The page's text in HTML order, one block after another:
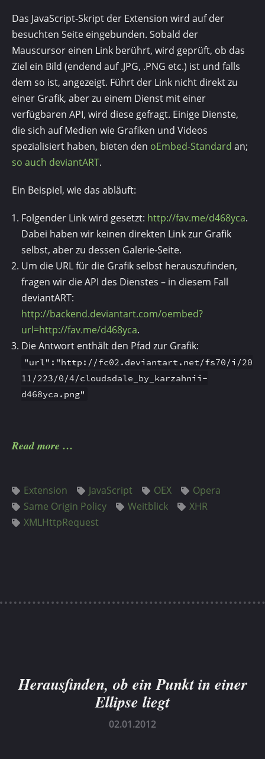
Das JavaScript-Skript der Extension wird auf der
besuchten Seite eingebunden. Sobald der
Mauscursor einen Link berührt, wird geprüft, ob das
Ziel ein Bild (endend auf .JPG, .PNG etc.) ist und falls
dem so ist, angezeigt. Führt der Link nicht direkt zu
einer Grafik, aber zu einem Dienst mit einer
verfügbaren API, wird diese gefragt. Einige Dienste,
die sich auf Medien wie Grafiken und Videos
spezialisiert haben, bieten den oEmbed-Standard an;
so auch deviantART.
Ein Beispiel, wie das abläuft:
Folgender Link wird gesetzt: http://fav.me/d468yca.
Dabei haben wir keinen direkten Link zur Grafik
selbst, aber zu dessen Galerie-Seite.
Um die URL für die Grafik selbst herauszufinden,
fragen wir die API des Dienstes – in diesem Fall
deviantART:
http://backend.deviantart.com/oembed?
url=http://fav.me/d468yca.
Die Antwort enthält den Pfad zur Grafik:
"url":"http://fc02.deviantart.net/fs70/i/20
11/223/0/4/cloudsdale_by_karzahnii-
d468yca.png"
Read more
Extension JavaScript OEX
Opera
Same Origin Policy
Weitblick
XHR
XMLHttpRequest
Herausfinden, ob ein Punkt in einer
Ellipse liegt
02.01.2012